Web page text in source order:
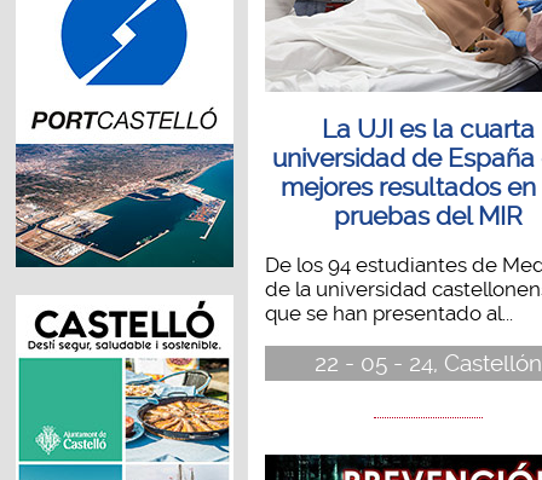
La UJI es la cuarta
universidad de España
mejores resultados en
pruebas del MIR
De los 94 estudiantes de
de la universidad
que se han presentado al...
22 - 05 - 24, Castellón